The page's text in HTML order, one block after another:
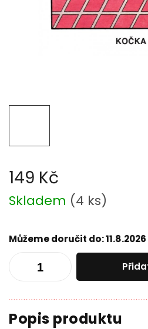
149 Kč
Měrná
cena:
Skladem (4 ks)
Můžeme doručit do:11.8.2026